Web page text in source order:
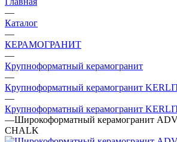
—
Каталог
—
КЕРАМОГРАНИТ
—
Крупноформатный керамогранит
—
Крупноформатный керамогранит
—
Крупноформатный керамогранит
—Широкоформатный керамогранит
CHALK